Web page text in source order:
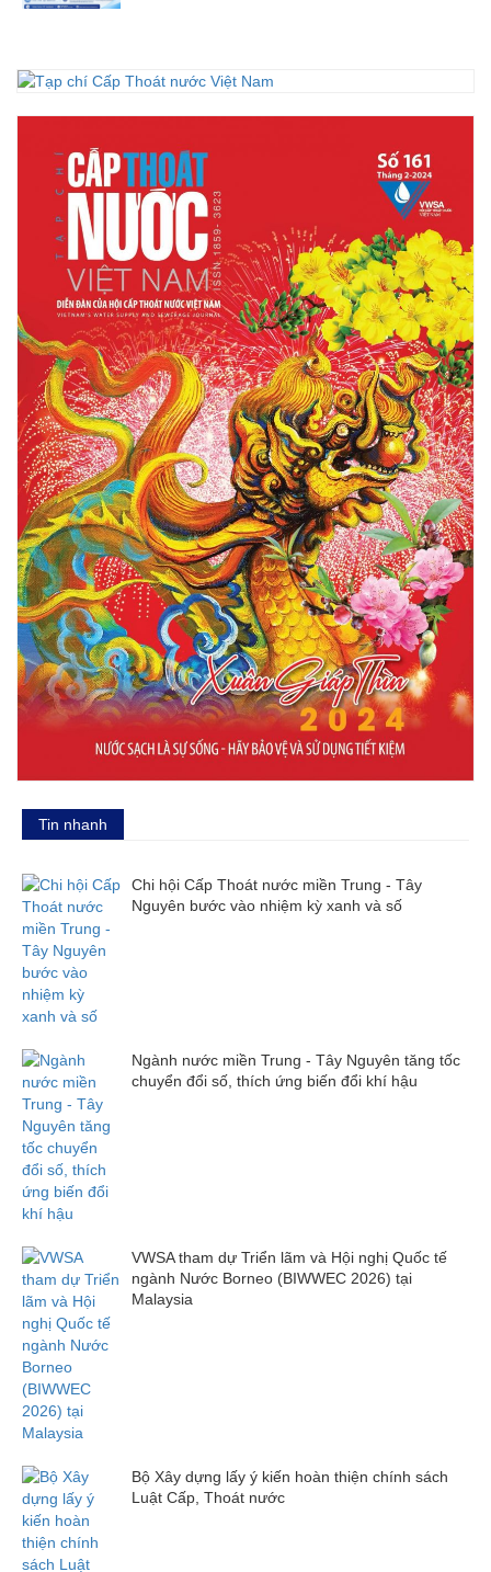
Tin nhanh
Chi hội Cấp Thoát nước miền Trung - Tây
Nguyên bước vào nhiệm kỳ xanh và số
Ngành nước miền Trung - Tây Nguyên tăng tốc
chuyển đổi số, thích ứng biến đổi khí hậu
VWSA tham dự Triển lãm và Hội nghị Quốc tế
ngành Nước Borneo (BIWWEC 2026) tại
Malaysia
Bộ Xây dựng lấy ý kiến hoàn thiện chính sách
Luật Cấp, Thoát nước